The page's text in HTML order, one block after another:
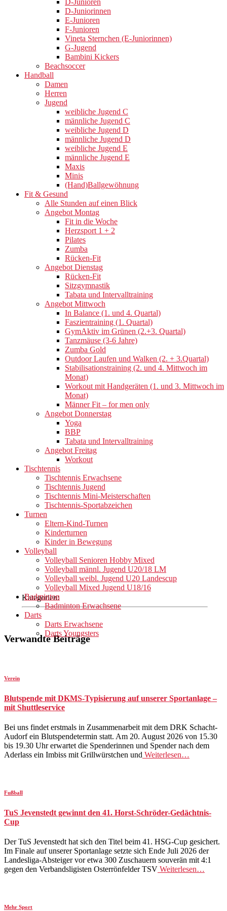
D-Junioren
D-Juniorinnen
E-Junioren
F-Junioren
Vineta Sternchen (E-Juniorinnen)
G-Jugend
Bambini Kickers
Beachsoccer
Handball
Damen
Herren
Jugend
weibliche Jugend C
männliche Jugend C
weibliche Jugend D
männliche Jugend D
weibliche Jugend E
männliche Jugend E
Maxis
Minis
(Hand)Ballgewöhnung
Fit & Gesund
Alle Stunden auf einen Blick
Angebot Montag
Fit in die Woche
Herzsport 1 + 2
Pilates
Zumba
Rücken-Fit
Angebot Dienstag
Rücken-Fit
Sitzgymnastik
Tabata und Intervalltraining
Angebot Mittwoch
In Balance (1. und 4. Quartal)
Faszientraining (1. Quartal)
GymAktiv im Grünen (2.+3. Quartal)
Tanzmäuse (3-6 Jahre)
Zumba Gold
Outdoor Laufen und Walken (2. + 3.Quartal)
Stabilisationstraining (2. und 4. Mittwoch im
Monat)
Workout mit Handgeräten (1. und 3. Mittwoch im
Monat)
Männer Fit – for men only
Angebot Donnerstag
Yoga
BBP
Tabata und Intervalltraining
Angebot Freitag
Workout
Tischtennis
Tischtennis Erwachsene
Tischtennis Jugend
Tischtennis Mini-Meisterschaften
Tischtennis-Sportabzeichen
Turnen
Eltern-Kind-Turnen
Kinderturnen
Kinder in Bewegung
Volleyball
Volleyball Senioren Hobby Mixed
Volleyball männl. Jugend U20/18 LM
Volleyball weibl. Jugend U20 Landescup
Volleyball Mixed Jugend U18/16
Badminton
Badminton Erwachsene
Darts
Darts Erwachsene
Darts Youngsters
Kategorien:
Verwandte Beiträge
Verein
Blutspende mit DKMS-Typisierung auf unserer Sportanlage –
mit Shuttleservice
Bei uns findet erstmals in Zusammenarbeit mit dem DRK Schacht-
Audorf ein Blutspendetermin statt. Am 20. August 2026 von 15.30
bis 19.30 Uhr erwartet die Spenderinnen und Spender nach dem
Aderlass ein Imbiss mit Grillwürstchen und Weiterlesen…
Fußball
TuS Jevenstedt gewinnt den 41. Horst-Schröder-Gedächtnis-
Cup
Der TuS Jevenstedt hat sich den Titel beim 41. HSG-Cup gesichert.
Im Finale auf unserer Sportanlage setzte sich Ende Juli 2026 der
Landesliga-Absteiger vor etwa 300 Zuschauern souverän mit 4:1
gegen den Verbandsligisten Osterrönfelder TSV Weiterlesen…
Mehr Sport